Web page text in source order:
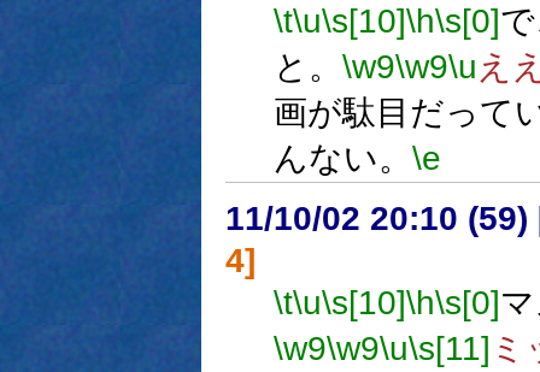
\t\u\s[10]\h\s[0]
と。 \w9\w9\u え
画が駄目だって
んない。 \e
11/10/02 20:10 (59)
4]
\t\u\s[10]\h\s[0]
\w9\w9\u\s[11] ミ